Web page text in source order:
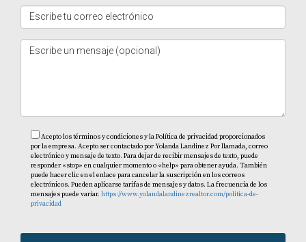
¿Puedo negociar los términos del contrato?
Sí, muchos términos son negociables. No dudes en
¿Qué sucede si decido no seguir adelante con
la compra?
Esto dependerá del tipo de contrato firmado; algunos
pueden incluir penalizaciones por incumplimiento.
¿Es necesario contratar un inspector antes de
Acepto los términos y condiciones y la Política de privacidad proporcionados
por la empresa. Acepto ser contactado por Yolanda Landinez Por llamada, correo
electrónico y mensaje de texto. Para dejar de recibir mensajes de texto, puede
responder «stop» en cualquier momento o «help» para obtener ayuda. También
puede hacer clic en el enlace para cancelar la suscripción en los correos
electrónicos. Pueden aplicarse tarifas de mensajes y datos. La frecuencia de los
mensajes puede variar. https://www.yolandalandinezrealtor.com/politica-de-
privacidad